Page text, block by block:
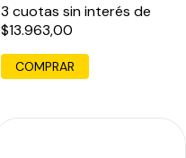
3 cuotas sin interés de
$13.963,00